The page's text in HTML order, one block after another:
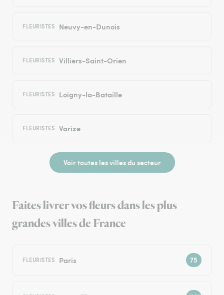
FLEURISTES Neuvy-en-Dunois
FLEURISTES Villiers-Saint-Orien
FLEURISTES Loigny-la-Bataille
FLEURISTES Varize
Voir toutes les villes du secteur
Faites livrer vos fleurs dans les plus
grandes villes de France
FLEURISTES Paris